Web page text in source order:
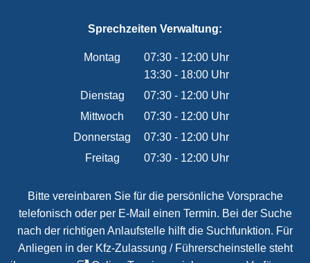
Sprechzeiten Verwaltung:
Montag 07:30- 12:00Uhr
Von 07:30 bis 12:00 Uhr
13:30- 18:00Uhr
Von 13:30 bis 18:00 Uhr
Dienstag 07:30- 12:00Uhr
Von 07:30 bis 12:00 Uhr
Mittwoch 07:30- 12:00Uhr
Von 07:30 bis 12:00 Uhr
Donnerstag 07:30- 12:00Uhr
Von 07:30 bis 12:00 Uhr
Freitag 07:30- 12:00Uhr
Bitte vereinbaren Sie für die persönliche Vorsprache
telefonisch oder per E-Mail einen Termin. Bei der Suche
nach der richtigen Anlaufstelle hilft die Suchfunktion. Für
Anliegen in der Kfz-Zulassung / Führerscheinstelle steht